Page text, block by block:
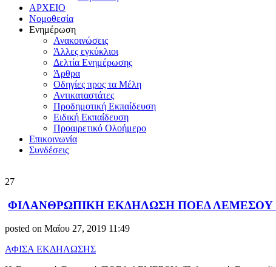
ΑΡΧΕΙΟ
Νομοθεσία
Ενημέρωση
Ανακοινώσεις
Άλλες εγκύκλιοι
Δελτία Ενημέρωσης
Άρθρα
Οδηγίες προς τα Μέλη
Αντικαταστάτες
Προδημοτική Εκπαίδευση
Ειδική Εκπαίδευση
Προαιρετικό Ολοήμερο
Επικοινωνία
Συνδέσεις
27
ΦΙΛΑΝΘΡΩΠΙΚΗ ΕΚΔΗΛΩΣΗ ΠΟΕΔ ΛΕΜΕΣΟΥ
posted on Μαΐου 27, 2019 11:49
ΑΦΙΣΑ ΕΚΔΗΛΩΣΗΣ